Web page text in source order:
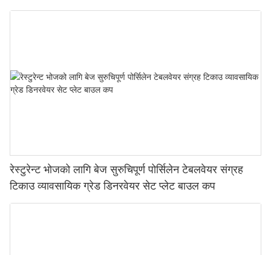
रेस्टुरेन्ट भोजको लागि बेज सुरुचिपूर्ण पोर्सिलेन टेबलवेयर संग्रह
टिकाउ व्यावसायिक ग्रेड डिनरवेयर सेट प्लेट बाउल कप